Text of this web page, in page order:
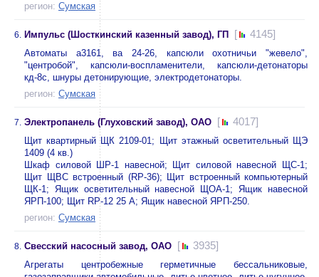
регион: Сумская
6. Импульс (Шосткинский казенный завод), ГП [ 4145]
Автоматы а3161, ва 24-26, капсюли охотничьи "жевело",
"центробой", капсюли-воспламенители, капсюли-детонаторы
кд-8с, шнуры детонирующие, электродетонаторы.
регион: Сумская
7. Электропанель (Глуховский завод), ОАО [ 4017]
Щит квартирный ЩК 2109-01; Щит этажный осветительный ЩЭ
1409 (4 кв.)
Шкаф силовой ШР-1 навесной; Щит силовой навесной ЩС-1;
Щит ЩВС встроенный (RP-36); Щит встроенный компьютерный
ЩК-1; Ящик осветительный навесной ЩОА-1; Ящик навесной
ЯРП-100; Щит RP-12 25 А; Ящик навесной ЯРП-250.
регион: Сумская
8. Свесский насосный завод, ОАО [ 3935]
Агрегаты центробежные герметичные бессальниковые,